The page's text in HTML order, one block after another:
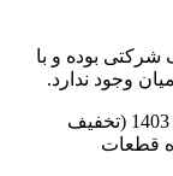
شرکتی بوده و با
وجود ندارد.
***توجه ***فروش ویژه با تخفیف از اول آبان 1403 (تخفیف
قطعات